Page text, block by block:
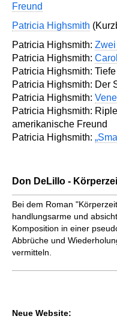
Freund
Patricia Highsmith
Patricia Highsmith: Zwei
Patricia Highsmith: Carol
Patricia Highsmith:
Patricia Highsmith: Der
Patricia Highsmith:
Patricia Highsmith:
amerikanische Freund
Patricia Highsmith:
Don DeLillo -
Bei dem Roman
handlungsarme und
Komposition in einer
Abbrüche und
vermitteln.
Neue Website: